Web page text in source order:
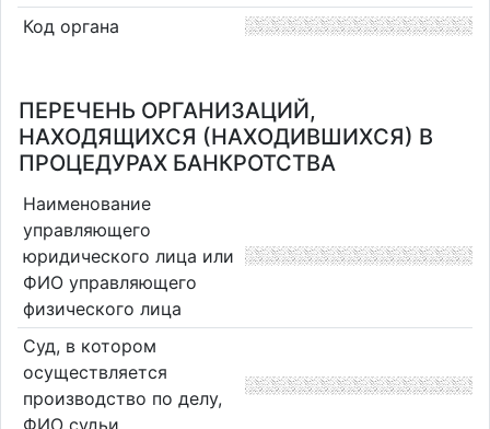
Код органа
ПЕРЕЧЕНЬ ОРГАНИЗАЦИЙ,
НАХОДЯЩИХСЯ (НАХОДИВШИХСЯ) В
ПРОЦЕДУРАХ БАНКРОТСТВА
Наименование
управляющего
юридического лица или
ФИО управляющего
физического лица
Суд, в котором
осуществляется
производство по делу,